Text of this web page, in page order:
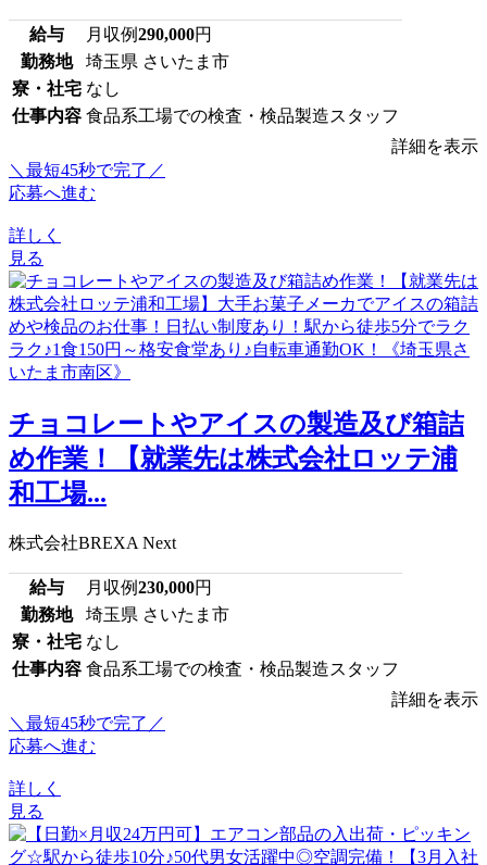
給与 月収例290,000円
勤務地
埼玉県 さいたま市
寮・社宅 なし
仕事内容 食品系工場での検査・検品製造スタッフ
詳細を表示
＼最短45秒で完了／
応募へ進む
詳しく
見る
チョコレートやアイスの製造及び箱詰
め作業！【就業先は株式会社ロッテ浦
和工場...
株式会社BREXA Next
給与 月収例230,000円
勤務地
埼玉県 さいたま市
寮・社宅 なし
仕事内容 食品系工場での検査・検品製造スタッフ
詳細を表示
＼最短45秒で完了／
応募へ進む
詳しく
見る